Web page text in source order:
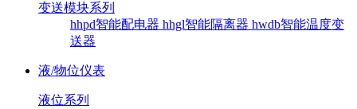
变送模块系列
hhpd智能配电器 hhgl智能隔离器 hwdb智能温度变
送器
液/物位仪表
液位系列